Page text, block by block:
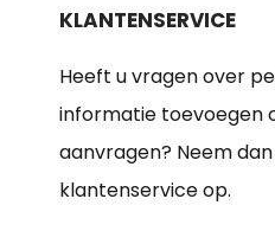
KLANTENSERVICE
Heeft u vragen over
informatie toevoegen
aanvragen? Neem
klantenservice op.